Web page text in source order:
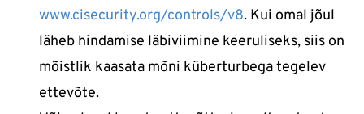
www.cisecurity.org/controls/v8. Kui omal jõul
läheb hindamise läbiviimine keeruliseks, siis on
mõistlik kaasata mõni küberturbega tegelev
ettevõte.